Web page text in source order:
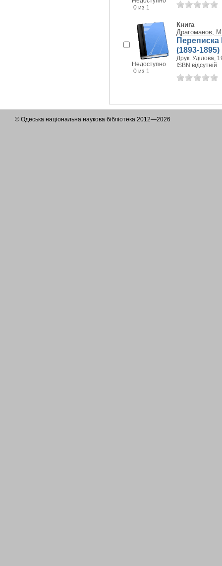
0 из 1
Недоступно
0 из 1
Книга
Драгоманов,
(1893-1895)
Друк. Уділова,
ISBN відсутній
© Одеська національна наукова бібліотека 2012—2026